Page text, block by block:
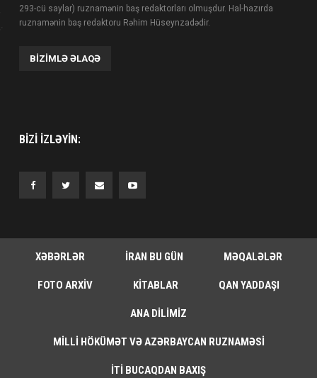
293-cü saylar) ruznamənin baş redaktorları olmuşdur. Hal-hazırda
ruznamənin baş redaktoru Rəhim Hüseynzadədir.
BIZIMLƏ ƏLAQƏ
BIZI IZLƏYIN:
XƏBƏRLƏR İRAN BU GÜN MƏQALƏLƏR
FOTO ARXIV KITABLAR QAN YADDAŞI
ANA DILIMIZ
MILLI HÖKÜMƏT VƏ AZƏRBAYCAN RUZNAMƏSI
İTI BUCAQDAN BAXIŞ